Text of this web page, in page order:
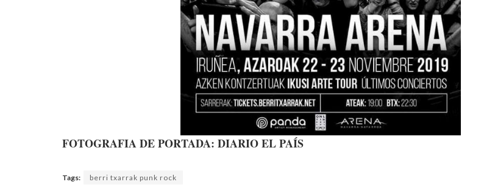
FOTOGRAFIA DE PORTADA: DIARIO EL PAÍS
Tags: berri txarrak punk rock